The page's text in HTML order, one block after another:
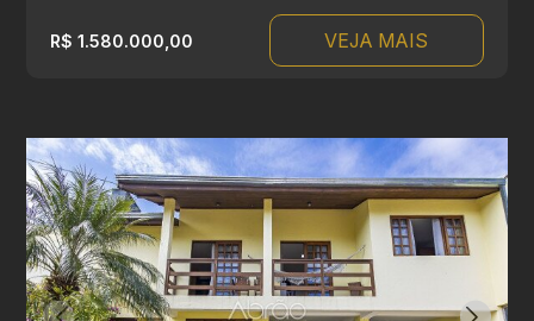
R$ 1.580.000,00 VEJA MAIS